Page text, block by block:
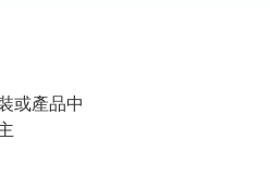
或產品中